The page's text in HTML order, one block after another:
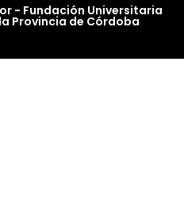
- Fundación Universitaria
Provincia de Córdoba